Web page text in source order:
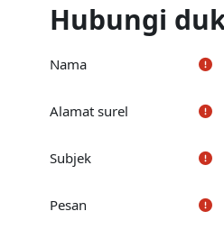
Hubungi
Nama
Alamat surel
Subjek
Pesan